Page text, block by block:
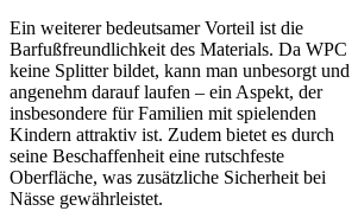
Ein weiterer bedeutsamer Vorteil ist die
Barfußfreundlichkeit des Materials. Da WPC
keine Splitter bildet, kann man unbesorgt und
angenehm darauf laufen – ein Aspekt, der
insbesondere für Familien mit spielenden
Kindern attraktiv ist. Zudem bietet es durch
seine Beschaffenheit eine rutschfeste
Oberfläche, was zusätzliche Sicherheit bei
Nässe gewährleistet.